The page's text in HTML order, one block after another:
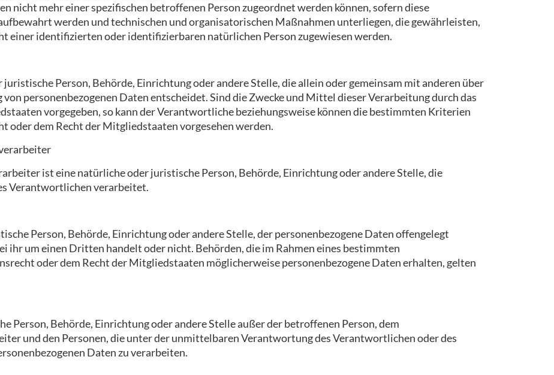
nicht mehr einer spezifischen betroffenen Person zugeordnet werden können, sofern diese
werden und technischen und organisatorischen Maßnahmen unterliegen, die gewährleisten,
einer identifizierten oder identifizierbaren natürlichen Person zugewiesen werden.
Person, Behörde, Einrichtung oder andere Stelle, die allein oder gemeinsam mit anderen über
personenbezogenen Daten entscheidet. Sind die Zwecke und Mittel dieser Verarbeitung durch das
vorgegeben, so kann der Verantwortliche beziehungsweise können die bestimmten Kriterien
oder dem Recht der Mitgliedstaaten vorgesehen werden.
ist eine natürliche oder juristische Person, Behörde, Einrichtung oder andere Stelle, die
Verantwortlichen verarbeitet.
Person, Behörde, Einrichtung oder andere Stelle, der personenbezogene Daten offengelegt
ihr um einen Dritten handelt oder nicht. Behörden, die im Rahmen eines bestimmten
oder dem Recht der Mitgliedstaaten möglicherweise personenbezogene Daten erhalten, gelten
Person, Behörde, Einrichtung oder andere Stelle außer der betroffenen Person, dem
und den Personen, die unter der unmittelbaren Verantwortung des Verantwortlichen oder des
Daten zu verarbeiten.